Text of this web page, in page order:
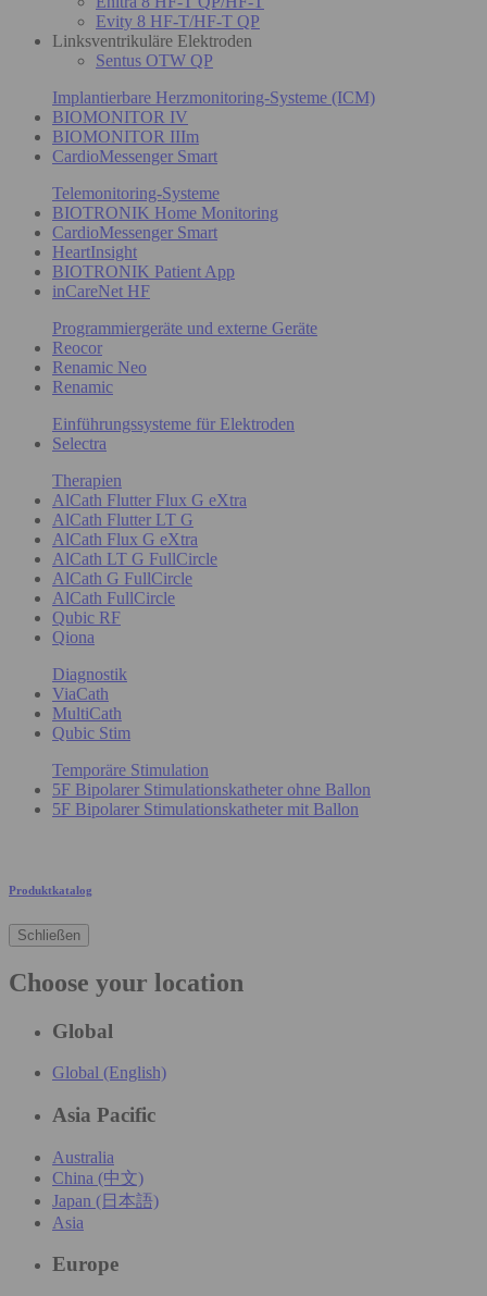
Evity 8 HF-T/HF-T QP
Linksventrikuläre Elektroden
Sentus OTW QP
Implantierbare Herzmonitoring-Systeme (ICM)
BIOMONITOR IV
BIOMONITOR IIIm
CardioMessenger Smart
Telemonitoring-Systeme
BIOTRONIK Home Monitoring
CardioMessenger Smart
HeartInsight
BIOTRONIK Patient App
inCareNet HF
Programmiergeräte und externe Geräte
Reocor
Renamic Neo
Renamic
Einführungssysteme für Elektroden
Selectra
Therapien
AlCath Flutter Flux G eXtra
AlCath Flutter LT G
AlCath Flux G eXtra
AlCath LT G FullCircle
AlCath G FullCircle
AlCath FullCircle
Qubic RF
Qiona
Diagnostik
ViaCath
MultiCath
Qubic Stim
Temporäre Stimulation
5F Bipolarer Stimulationskatheter ohne Ballon
5F Bipolarer Stimulationskatheter mit Ballon
Produktkatalog
Schließen
Choose your location
Global
Global (English)
Asia Pacific
Australia
China (中文)
Japan (日本語)
Asia
Europe